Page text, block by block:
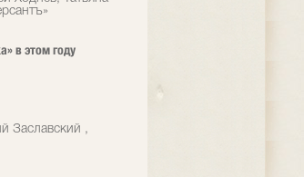
в этом году
Заславский ,